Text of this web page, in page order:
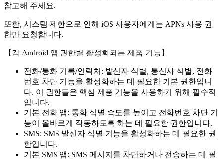
참고해 주세요.
또한, 시스템 제한으로 인해 iOS 사용자에게는 APNs 사용 권
한만 요청합니다.
【각 Android 앱 권한별 활성화되는 제품 기능】
전화/통화 기록/연락처: 발신자 식별, 통신사 식별, 전화
번호 차단 기능을 활성화하는 데 필요한 기본 권한입니
다. 이 권한들은 핵심 제품 기능을 사용하기 위해 필수적
입니다.
기본 전화 앱: 통화 식별 속도를 높이고 전화번호 차단 기
능이 올바르게 작동하도록 하는 데 필요한 권한입니다.
SMS: SMS 발신자 식별 기능을 활성화하는 데 필요한 권
한입니다.
기본 SMS 앱: SMS 메시지를 차단하거나 전송하는 데 필